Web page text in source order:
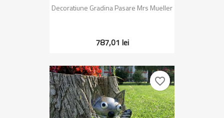
Decoratiune Gradina Pasare Mrs Mueller
787,01 lei
favorite_border
favorite_border